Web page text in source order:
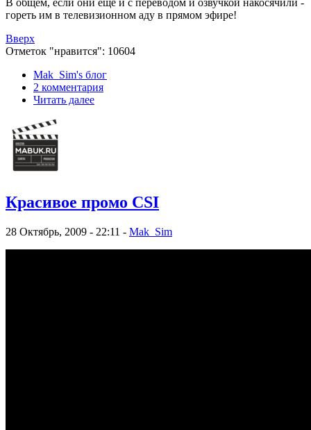
гореть им в телевизионном аду в прямом эфире!
Вверх
Отметок "нравится": 10604
Mak_Sim's блог
2 комментария
Читать далее
Красивое промо CSI
28 Октябрь, 2009 - 22:11 - Mak_Sim